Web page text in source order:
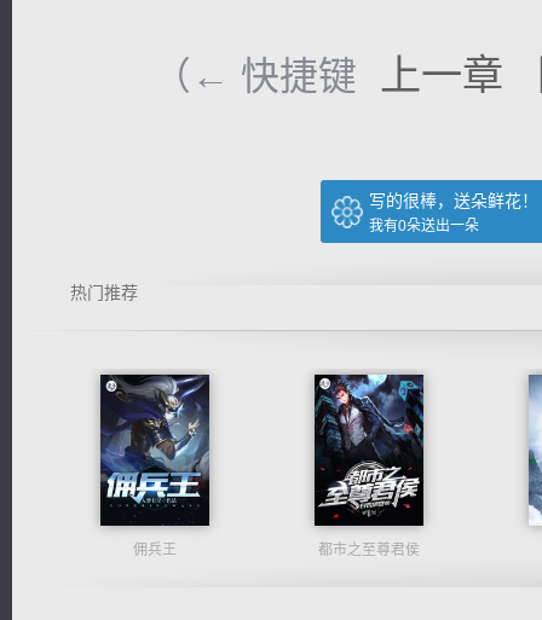
（← 快捷键 上一章
写的很棒，送朵鲜花！
我有0朵送出一朵
热门推荐
佣兵王 都市之至尊君侯